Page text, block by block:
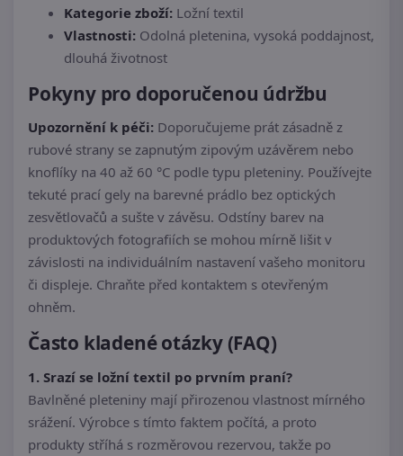
Kategorie zboží: Ložní textil
Vlastnosti: Odolná pletenina, vysoká poddajnost,
dlouhá životnost
Pokyny pro doporučenou údržbu
Upozornění k péči: Doporučujeme prát zásadně z
rubové strany se zapnutým zipovým uzávěrem nebo
knoflíky na 40 až 60 °C podle typu pleteniny. Používejte
tekuté prací gely na barevné prádlo bez optických
zesvětlovačů a sušte v závěsu. Odstíny barev na
produktových fotografiích se mohou mírně lišit v
závislosti na individuálním nastavení vašeho monitoru
či displeje. Chraňte před kontaktem s otevřeným
ohněm.
Často kladené otázky (FAQ)
1. Srazí se ložní textil po prvním praní?
Bavlněné pleteniny mají přirozenou vlastnost mírného
srážení. Výrobce s tímto faktem počítá, a proto
produkty stříhá s rozměrovou rezervou, takže po